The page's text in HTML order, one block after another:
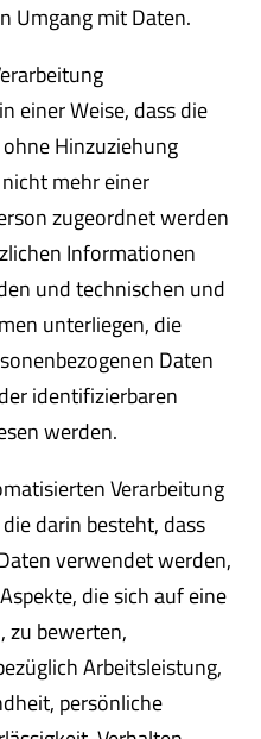
Umgang mit Daten.
einer Weise, dass die
Hinzuziehung
mehr einer
zugeordnet werden
Informationen
und technischen und
unterliegen, die
Daten
identifizierbaren
werden.
Verarbeitung
darin besteht, dass
verwendet werden,
die sich auf eine
zu bewerten,
Arbeitsleistung,
persönliche